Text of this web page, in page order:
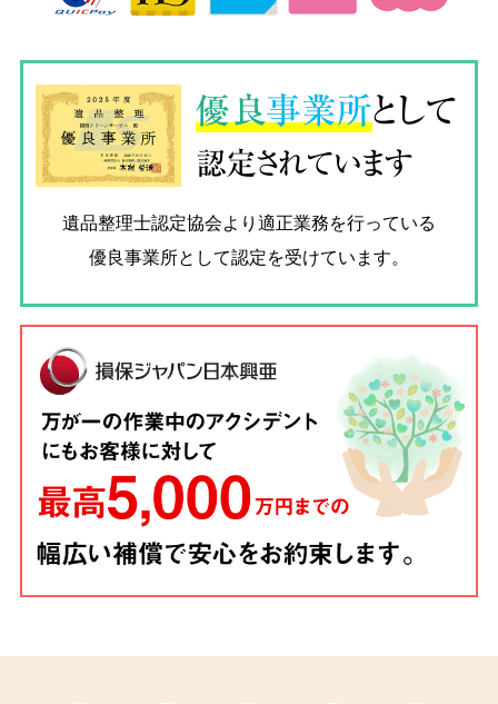
優良事業所として
認定されています
遺品整理士認定協会より適正業務を行っている
優良事業所として認定を受けています。